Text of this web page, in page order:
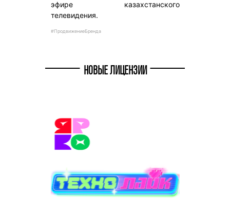
эфире казахстанского
телевидения.
#ПродвижениеБренда
НОВЫЕ ЛИЦЕНЗИИ